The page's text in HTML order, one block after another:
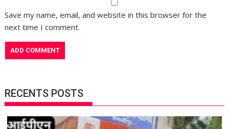
Save my name, email, and website in this browser for the
next time I comment.
RECENTS POSTS